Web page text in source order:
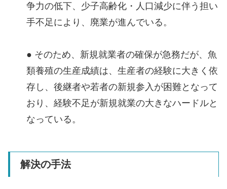
争力の低下、少子高齢化・人口減少に伴う担い
手不足により、廃業が進んでいる。
● そのため、新規就業者の確保が急務だが、魚
類養殖の生産成績は、生産者の経験に大きく依
存し、後継者や若者の新規参入が困難となって
おり、経験不足が新規就業の大きなハードルと
なっている。
解決の手法